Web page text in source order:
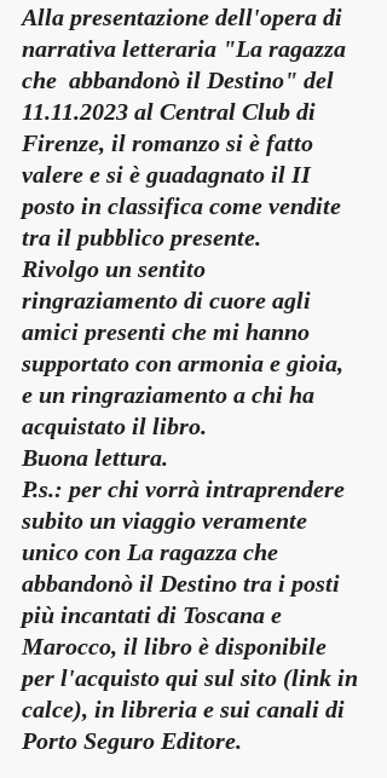
Alla presentazione dell'opera di
narrativa letteraria "La ragazza
che  abbandonò il Destino" del
11.11.2023 al Central Club di
Firenze, il romanzo si è fatto
valere e si è guadagnato il II
posto in classifica come vendite
tra il pubblico presente.
Rivolgo un sentito
ringraziamento di cuore agli
amici presenti che mi hanno
supportato con armonia e gioia,
e un ringraziamento a chi ha
acquistato il libro.
Buona lettura.
P.s.: per chi vorrà intraprendere
subito un viaggio veramente
unico con La ragazza che
abbandonò il Destino tra i posti
più incantati di Toscana e
Marocco, il libro è disponibile
per l'acquisto qui sul sito (link in
calce), in libreria e sui canali di
Porto Seguro Editore.